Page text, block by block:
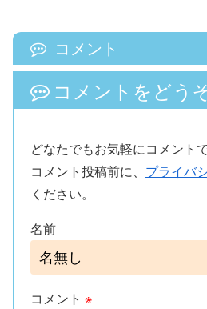
コメント
コメントをどう
どなたでもお気軽にコメント
コメント投稿前に、 プライバ
ください。
名前
コメント ※